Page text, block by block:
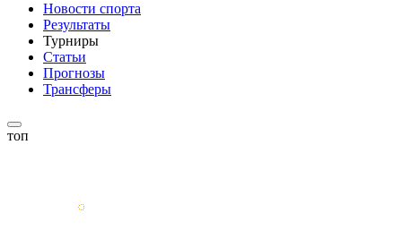
Новости спорта
Результаты
Турниры
Статьи
Прогнозы
Трансферы
топ